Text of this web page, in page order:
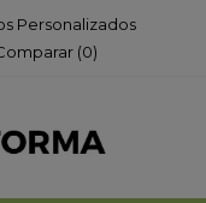
Personalizados
(0)